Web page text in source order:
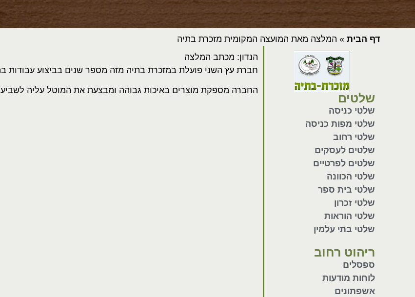
דף הבית » המלצה מאת המועצה המקומית מזכרת בתיה
שלטים
שלטי כניסה
שלטי מפות כניסה
שלטי רחוב
שלטים לעסקים
שלטים לפרטיים
שלטי הכוונה
שלטי בית ספר
שלטי זכרון
שלטי הוראות
שלטי בתי עלמין
ריהוט רחוב
ספסלים
לוחות מודעות
אשפתונים
הנדון: מכתב המלצה
חברת עץ השני פועלת במזכרת בתיה מזה מספר שנים בביצוע עבודות
החברה מספקת מוצרים באיכות גבוהה ומבצעת את המוטל עליה